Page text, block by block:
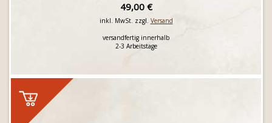
49,00 €
inkl. MwSt. zzgl. Versand
versandfertig innerhalb
2-3 Arbeitstage